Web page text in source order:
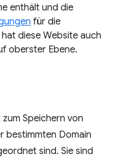
enthält und die
für die
diese Website auch
oberster Ebene.
Speichern von
bestimmten Domain
sind. Sie sind